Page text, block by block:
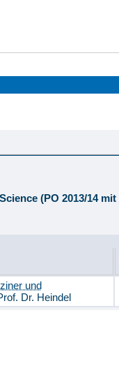
(PO 2013/14
und
Dr. Heindel